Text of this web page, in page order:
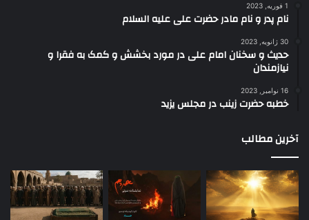
1 فوریه, 2023
نام پدر و نام مادر حضرت علی علیه السلام
30 ژانویه, 2023
حدیث و سخنان امام علی در مورد بخشش و کمک به فقرا و
نیازمندان
16 نوامبر, 2023
خطبه حضرت زینب در مجلس یزید
آخرین مطالب